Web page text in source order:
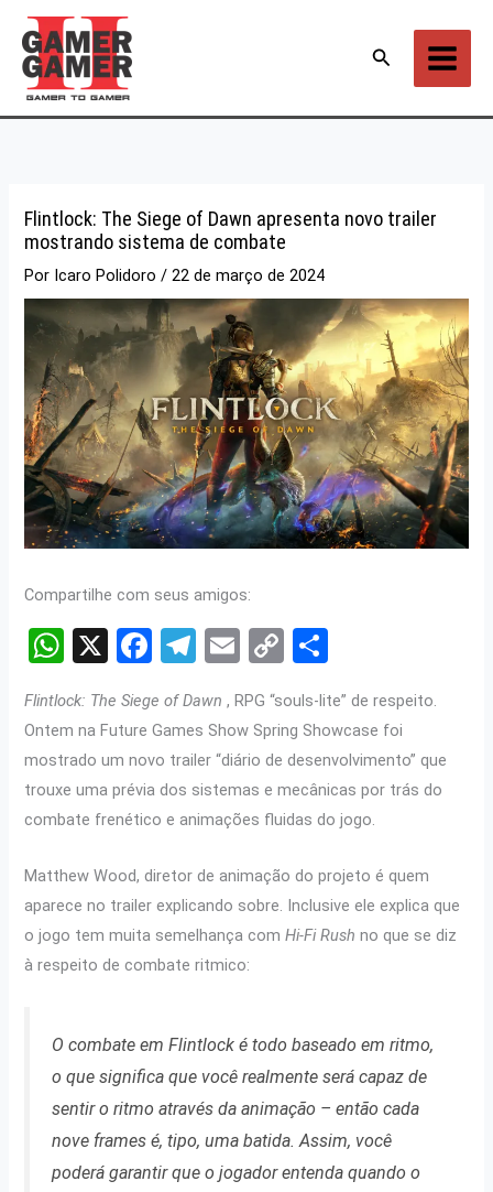
para
conteúdo
Pesquisar
Flintlock: The Siege of Dawn apresenta novo trailer
mostrando sistema de combate
Por Icaro Polidoro/22 de março de 2024
Compartilhe com seus amigos:
W
at
s
A
p
X
F
ce
b
o
o
T
e
gr
a
m
E
ail
C
py
Li
n
k
ar
e
Flintlock: The Siege of Dawn , RPG “souls-lite” de respeito.
Ontem na Future Games Show Spring Showcase foi
mostrado um novo trailer “diário de desenvolvimento” que
trouxe uma prévia dos sistemas e mecânicas por trás do
combate frenético e animações fluidas do jogo.
Matthew Wood, diretor de animação do projeto é quem
aparece no trailer explicando sobre. Inclusive ele explica que
o jogo tem muita semelhança comHi-Fi Rush no que se diz
à respeito de combate ritmico:
O combate em Flintlock é todo baseado em ritmo,
o que significa que você realmente será capaz de
sentir o ritmo através da animação – então cada
nove frames é, tipo, uma batida. Assim, você
poderá garantir que o jogador entenda quando o